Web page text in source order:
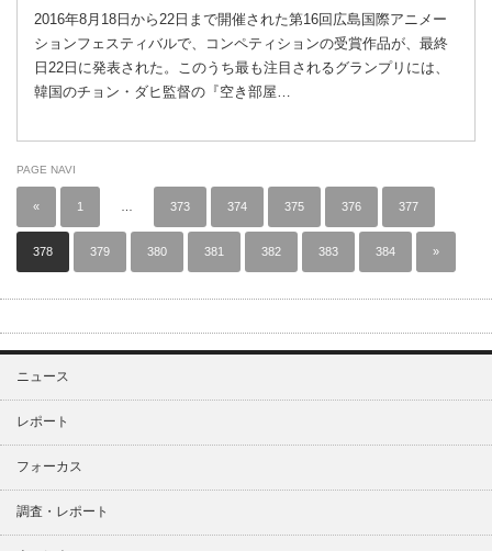
2016年8月18日から22日まで開催された第16回広島国際アニメー
ションフェスティバルで、コンペティションの受賞作品が、最終
日22日に発表された。このうち最も注目されるグランプリには、
韓国のチョン・ダヒ監督の『空き部屋…
PAGE NAVI
« 1 373 374 375 376 377
378 379 380 381 382 383 384 »
ニュース
レポート
フォーカス
調査・レポート